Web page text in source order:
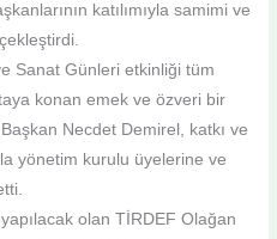
katılımıyla samimi ve
Sanat Günleri etkinliği tüm
konan emek ve özveri bir
Necdet Demirel, katkı ve
yönetim kurulu üyelerine ve
olan TİRDEF Olağan